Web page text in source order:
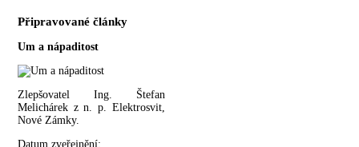
Připravované články
Um a nápaditost
Zlepšovatel Ing. Štefan
Melichárek z n. p. Elektrosvit,
Nové Zámky.
Datum zveřejnění: